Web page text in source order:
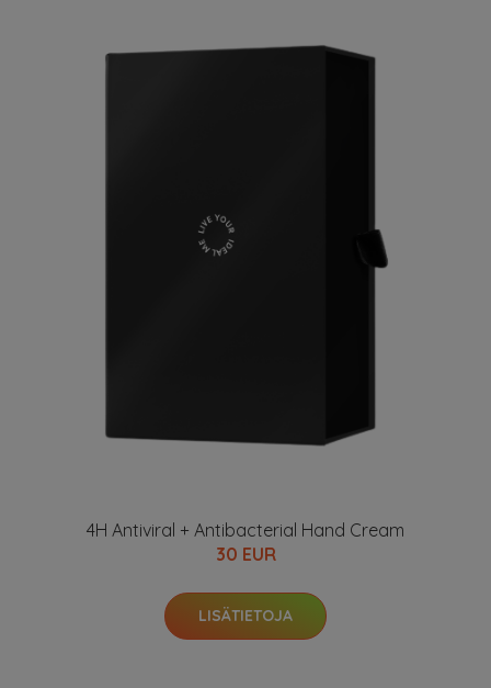
4H Antiviral + Antibacterial Hand Cream
30 EUR
LISÄTIETOJA